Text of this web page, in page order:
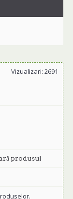
Vizualizari: 2691
produsul